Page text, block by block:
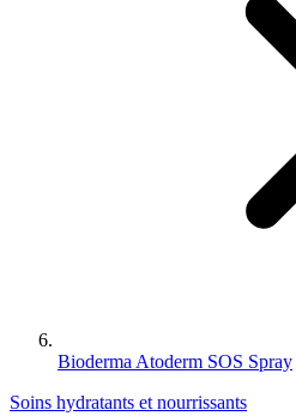
Bioderma Atoderm SOS Spray
Soins hydratants et nourrissants